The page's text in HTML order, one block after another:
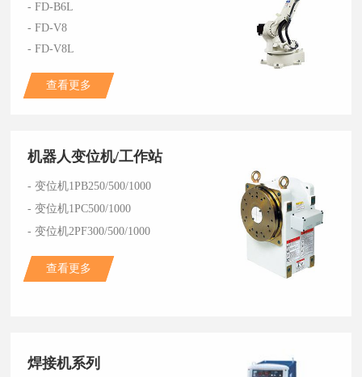
- FD-B6L
- FD-V8
- FD-V8L
查看更多
机器人变位机/工作站
- 变位机1PB250/500/1000
- 变位机1PC500/1000
- 变位机2PF300/500/1000
查看更多
焊接机系列